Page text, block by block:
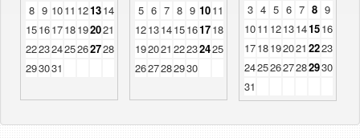
8 9 1011 121314
15161718192021
22232425262728
293031
5 6 7 8 9 1011
12131415161718
192021 22232425
2627282930
3 4 5 6 7 8 9
1011 1213141516
1718192021 2223
24252627282930
31